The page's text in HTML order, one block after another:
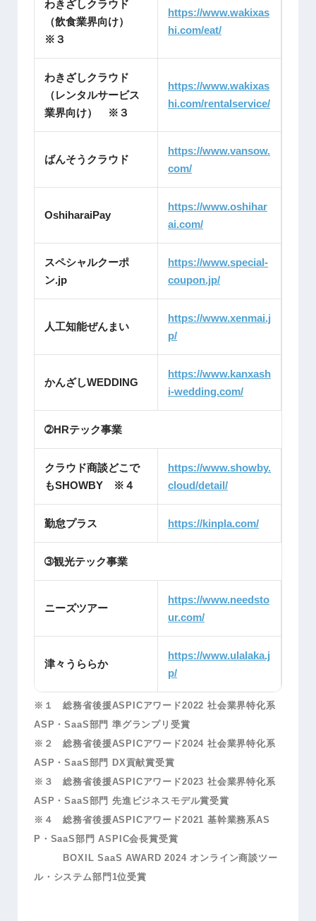
わきざしクラウド
（飲食業界向け）
※３
https://www.wakixas
hi.com/eat/
わきざしクラウド
（レンタルサービス
業界向け） ※３
https://www.wakixas
hi.com/rentalservice/
ばんそうクラウド
https://www.vansow.
com/
OshiharaiPay
https://www.oshihar
ai.com/
スペシャルクーポ
ン.jp
https://www.special-
coupon.jp/
人工知能ぜんまい
https://www.xenmai.j
p/
かんざしWEDDING
https://www.kanxash
i-wedding.com/
➁HRテック事業
クラウド商談どこで
もSHOWBY ※４
https://www.showby.
cloud/detail/
勤怠プラス https://kinpla.com/
➂観光テック事業
ニーズツアー
https://www.needsto
ur.com/
津々うららか
https://www.ulalaka.j
p/
※１ 総務省後援ASPICアワード2022 社会業界特化系
ASP・SaaS部門 準グランプリ受賞
※２ 総務省後援ASPICアワード2024 社会業界特化系
ASP・SaaS部門 DX貢献賞受賞
※３ 総務省後援ASPICアワード2023 社会業界特化系
ASP・SaaS部門 先進ビジネスモデル賞受賞
※４ 総務省後援ASPICアワード2021 基幹業務系AS
P・SaaS部門 ASPIC会長賞受賞
BOXIL SaaS AWARD 2024 オンライン商談ツー
ル・システム部門1位受賞